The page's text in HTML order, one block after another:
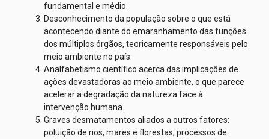
fundamental e médio.
Desconhecimento da população sobre o que está
acontecendo diante do emaranhamento das funções
dos múltiplos órgãos, teoricamente responsáveis pelo
meio ambiente no país.
Analfabetismo científico acerca das implicações de
ações devastadoras ao meio ambiente, o que parece
acelerar a degradação da natureza face à
intervenção humana.
Graves desmatamentos aliados a outros fatores:
poluição de rios, mares e florestas; processos de